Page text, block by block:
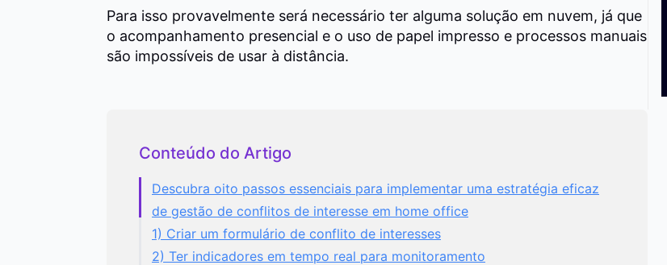
Para isso provavelmente será necessário ter alguma solução em nuvem, já que
o acompanhamento presencial e o uso de papel impresso e processos manuais
são impossíveis de usar à distância.
Conteúdo do Artigo
Descubra oito passos essenciais para implementar uma estratégia eficaz
de gestão de conflitos de interesse em home office
1) Criar um formulário de conflito de interesses
2) Ter indicadores em tempo real para monitoramento